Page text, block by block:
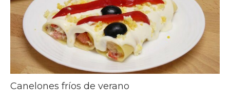
Canelones fríos de verano